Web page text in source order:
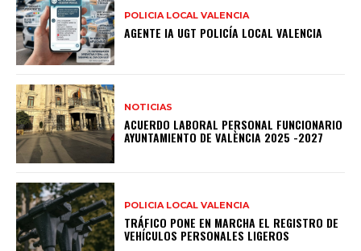
POLICIA LOCAL VALENCIA
AGENTE IA UGT POLICÍA LOCAL VALENCIA
NOTICIAS
ACUERDO LABORAL PERSONAL FUNCIONARIO
AYUNTAMIENTO DE VALÈNCIA 2025 -2027
POLICIA LOCAL VALENCIA
TRÁFICO PONE EN MARCHA EL REGISTRO DE
VEHÍCULOS PERSONALES LIGEROS